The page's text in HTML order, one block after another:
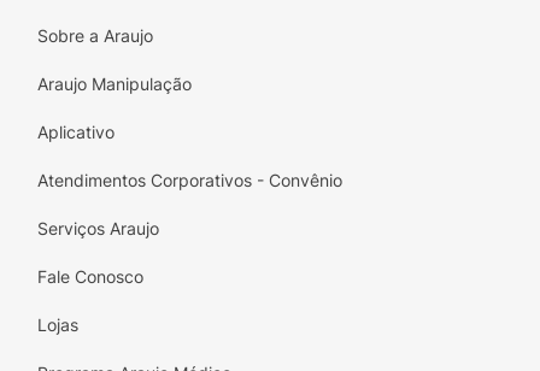
Sobre a Araujo
Araujo Manipulação
Aplicativo
Atendimentos Corporativos - Convênio
Serviços Araujo
Fale Conosco
Lojas